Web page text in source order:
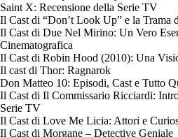
Saint X: Recensione della Serie TV
Il Cast di “Don’t Look Up” e la Trama
Il Cast di Due Nel Mirino: Un Vero
Cinematografica
Il Cast di Robin Hood (2010): Una
Il cast di Thor: Ragnarok
Don Matteo 10: Episodi, Cast e Tutto
Il Cast di Il Commissario Ricciardi:
Serie TV
Il Cast di Love Me Licia: Attori e
Il Cast di Morgane – Detective Geniale